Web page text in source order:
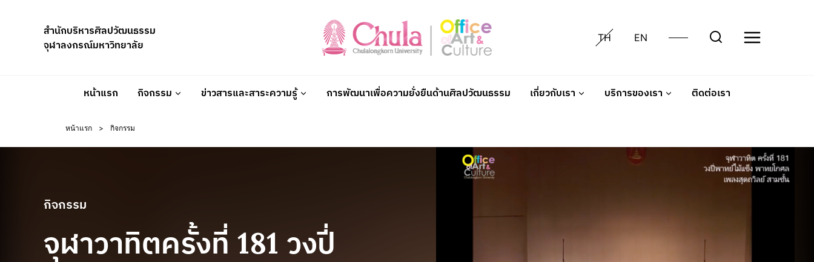
สำนักบริหารศิลปวัฒนธรรม
จุฬาลงกรณ์มหาวิทยาลัย
TH EN
หน้าแรก กิจกรรม ข่าวสารและสาระความรู้ การพัฒนาเพื่อความยั่งยืนด้านศิลปวัฒนธรรม เกี่ยวกับเรา บริการของเรา ติดต่อเรา
หน้าแรก > กิจกรรม
กิจกรรม
จุฬาวาทิตครั้งที่ 181 วงปี่